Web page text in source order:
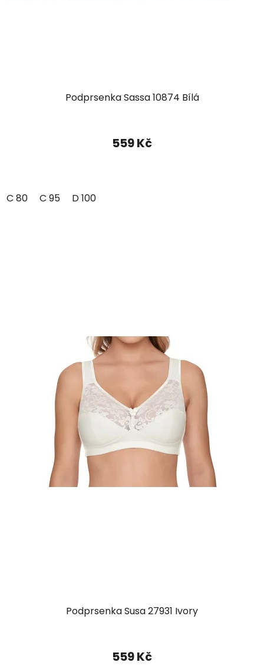
Podprsenka Sassa 10874 Bílá
559 Kč
C 80 C 95 D 100
Podprsenka Susa 27931 Ivory
559 Kč